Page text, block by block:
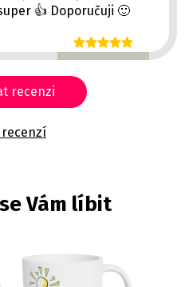
dodání...prostě super 👍 Doporučuji 🙂
recenzi
Vám líbit